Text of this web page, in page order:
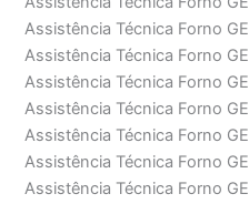
Assistência Técnica Forno
Assistência Técnica Forno
Assistência Técnica Forno
Assistência Técnica Forno
Assistência Técnica Forno
Assistência Técnica Forno
Assistência Técnica Forno